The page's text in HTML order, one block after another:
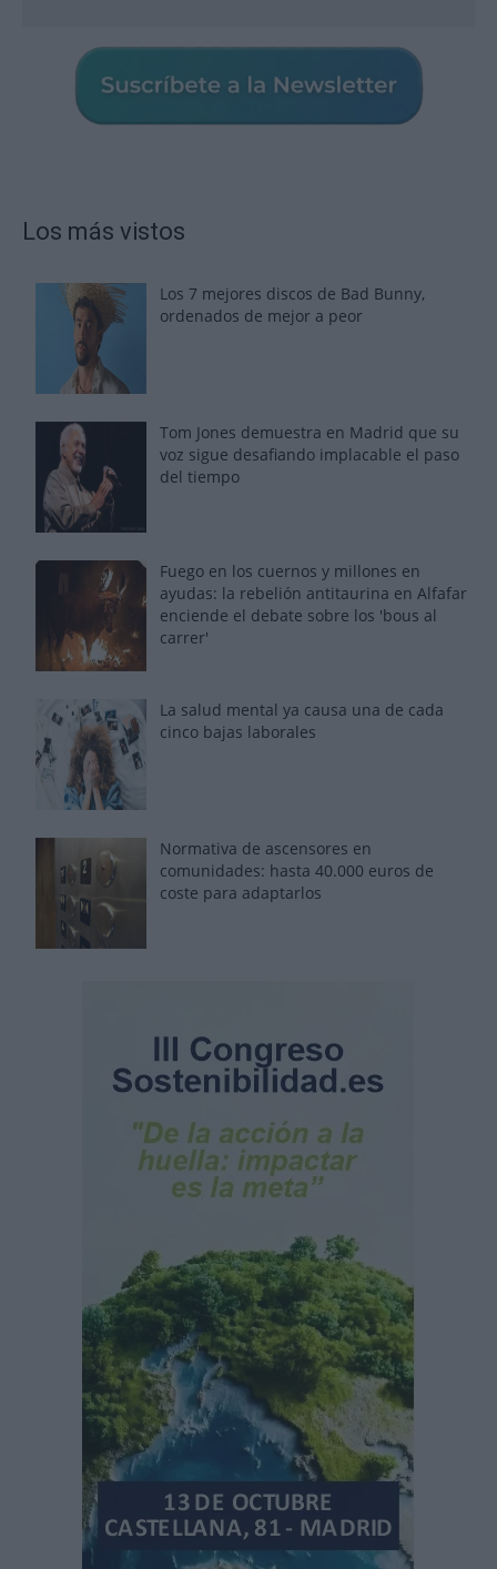
Los más vistos
Los 7 mejores discos de Bad Bunny,
ordenados de mejor a peor
Tom Jones demuestra en Madrid que su
voz sigue desafiando implacable el paso
del tiempo
Fuego en los cuernos y millones en
ayudas: la rebelión antitaurina en Alfafar
enciende el debate sobre los 'bous al
carrer'
La salud mental ya causa una de cada
cinco bajas laborales
Normativa de ascensores en
comunidades: hasta 40.000 euros de
coste para adaptarlos